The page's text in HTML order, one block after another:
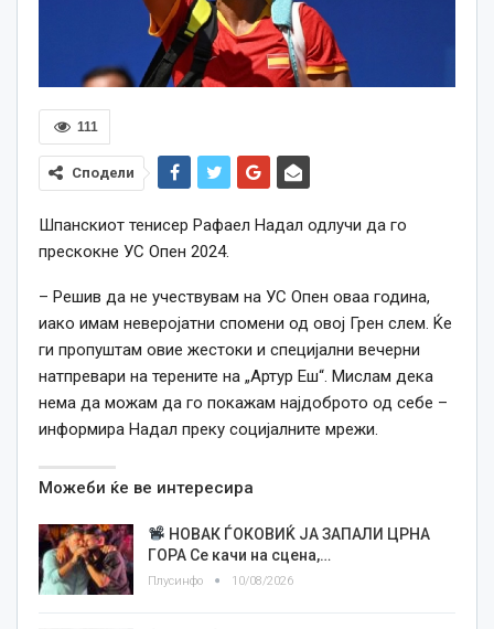
111
Сподели
Шпанскиот тенисер Рафаел Надал одлучи да го
прескокне УС Опен 2024.
– Решив да не учествувам на УС Опен оваа година,
иако имам неверојатни спомени од овој Грен слем. Ќе
ги пропуштам овие жестоки и специјални вечерни
натпревари на терените на „Артур Еш“. Мислам дека
нема да можам да го покажам најдоброто од себе –
информира Надал преку социјалните мрежи.
Можеби ќе ве интересира
НОВАК ЃОКОВИЌ ЈА ЗАПАЛИ ЦРНА
ГОРА Се качи на сцена,…
Плусинфо 10/08/2026